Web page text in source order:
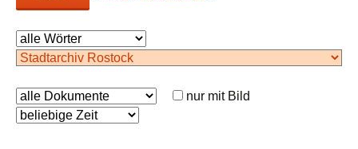
nur mit Bild